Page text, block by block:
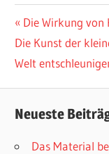
Vorheriger
Beitrag:
Die Wirkung von
Nächster
Beitrag:
Die Kunst der
Welt
Neueste
Das Material